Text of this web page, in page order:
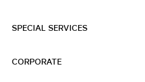
SPECIAL SERVICES
CORPORATE